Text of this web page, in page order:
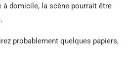
à domicile, la scène pourrait être
probablement quelques papiers,